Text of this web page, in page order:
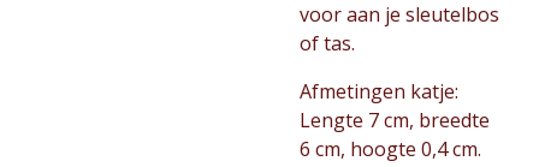
voor aan je sleutelbos
of tas.
Afmetingen katje:
Lengte 7 cm, breedte
6 cm, hoogte 0,4 cm.